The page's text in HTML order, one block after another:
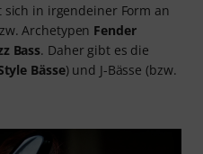
in irgendeiner Form an
Archetypen Fender
Bass. Daher gibt es die
Bässe) und J-Bässe (bzw.